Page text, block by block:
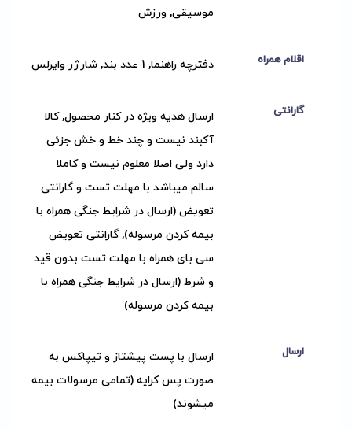
موسیقی, ورزش
اقلام همراه دفترچه راهنما, 1 عدد بند, شارژر وایرلس
گارانتی
ارسال هدیه ویژه در کنار محصول, کالا
آکبند نیست و چند خط و خش جزئی
دارد ولی اصلا معلوم نیست و کاملا
سالم میباشد با مهلت تست و گارانتی
تعویض (ارسال در شرایط جنگی همراه با
بیمه کردن مرسوله), گارانتی تعویض
سی بای همراه با مهلت تست بدون قید
و شرط (ارسال در شرایط جنگی همراه با
بیمه کردن مرسوله)
ارسال
ارسال با پست پیشتاز و تیپاکس به
صورت پس کرایه (تمامی مرسولات بیمه
میشوند)